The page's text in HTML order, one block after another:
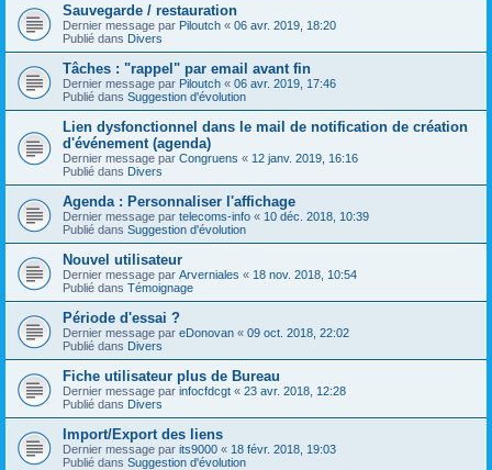
Sauvegarde / restauration
Dernier message par Piloutch « 06 avr. 2019, 18:20
Publié dans Divers
Tâches : "rappel" par email avant fin
Dernier message par Piloutch « 06 avr. 2019, 17:46
Publié dans Suggestion d'évolution
Lien dysfonctionnel dans le mail de notification de création
d'événement (agenda)
Dernier message par Congruens « 12 janv. 2019, 16:16
Publié dans Divers
Agenda : Personnaliser l'affichage
Dernier message par telecoms-info « 10 déc. 2018, 10:39
Publié dans Suggestion d'évolution
Nouvel utilisateur
Dernier message par Arverniales « 18 nov. 2018, 10:54
Publié dans Témoignage
Période d'essai ?
Dernier message par eDonovan « 09 oct. 2018, 22:02
Publié dans Divers
Fiche utilisateur plus de Bureau
Dernier message par infocfdcgt « 23 avr. 2018, 12:28
Publié dans Divers
Import/Export des liens
Dernier message par its9000 « 18 févr. 2018, 19:03
Publié dans Suggestion d'évolution